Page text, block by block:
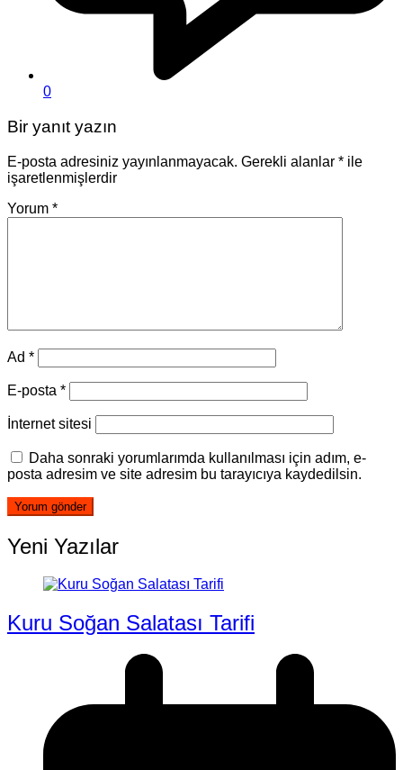
0
Bir yanıt yazın
E-posta adresiniz yayınlanmayacak. Gerekli alanlar * ile
işaretlenmişlerdir
Yorum *
Ad *
E-posta *
İnternet sitesi
Daha sonraki yorumlarımda kullanılması için adım, e-
posta adresim ve site adresim bu tarayıcıya kaydedilsin.
Yeni Yazılar
Kuru Soğan Salatası Tarifi